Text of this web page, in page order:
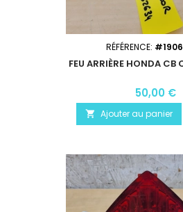
RÉFÉRENCE:
FEU ARRIÈRE HONDA
50,00 €
 Ajouter au panier